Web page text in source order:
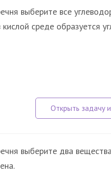
выберите все
среде образуется
выберите два